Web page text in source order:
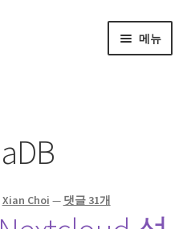
메뉴
Xian Choi — 댓글 31개